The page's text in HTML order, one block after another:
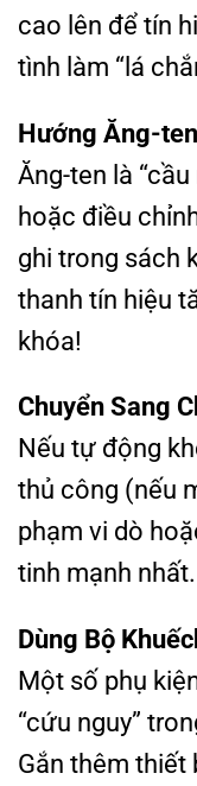
cao lên để tín
tình làm “lá
Hướng Ăng-
Ăng-ten là
hoặc điều
ghi trong sách
thanh tín hiệu
khóa!
Chuyển Sang
Nếu tự động
thủ công (nếu
phạm vi dò
tinh mạnh nhất.
Dùng Bộ
Một số phụ
“cứu nguy”
Gắn thêm thiết